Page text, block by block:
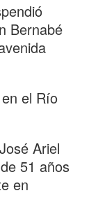
Bernabé
el Río
Ariel
51 años
en